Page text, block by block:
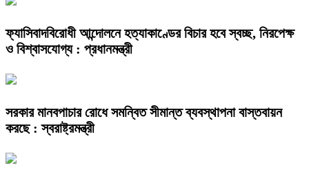
ফ্যাসিবাদবিরোধী আন্দোলনে হত্যাকাণ্ডের বিচার হবে স্বচ্ছ, নিরপেক্ষ
ও বিশ্বাসযোগ্য : প্রধানমন্ত্রী
সরকার মানবপাচার রোধে সমন্বিত সীমান্ত ব্যবস্থাপনা বাস্তবায়ন
করছে : স্বরাষ্ট্রমন্ত্রী